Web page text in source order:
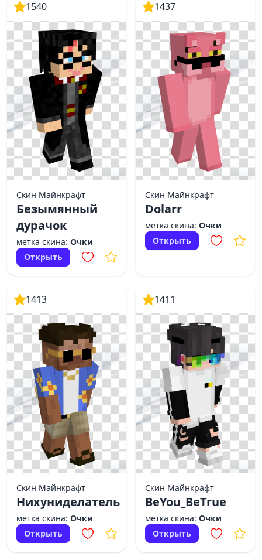
1540
Скин Майнкрафт
Безымянный
дурачок
метка скина: Очки
Открыть
1437
Скин Майнкрафт
Dolarr
метка скина: Очки
Открыть
1413
Скин Майнкрафт
Нихуниделатель
метка скина: Очки
Открыть
1411
Скин Майнкрафт
BeYou_BeTrue
метка скина: Очки
Открыть